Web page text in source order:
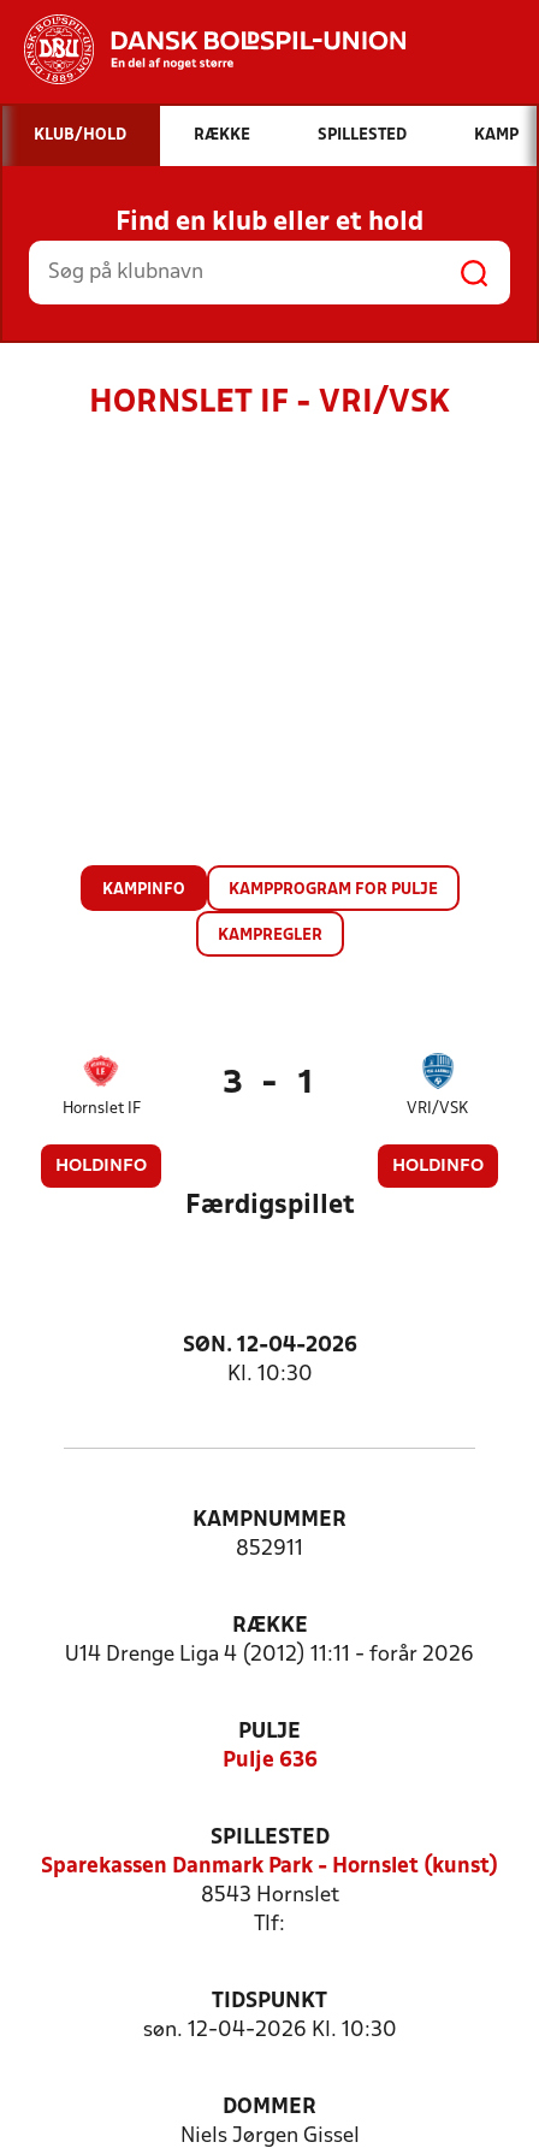
Hvad vil du søge efter?
INDHOLD OG NYHEDER
STILLINGER, RESULTATER, KLUBBER OG
HOLD
KLUB/HOLD RÆKKE SPILLESTED KAMP
Find en klub eller et hold
HORNSLET IF - VRI/VSK
KAMPINFO KAMPPROGRAM FOR PULJE
KAMPREGLER
Hornslet IF
HOLDINFO
3 - 1
VRI/VSK
HOLDINFO
Færdigspillet
SØN. 12-04-2026
Kl. 10:30
KAMPNUMMER
852911
RÆKKE
U14 Drenge Liga 4 (2012) 11:11 - forår 2026
PULJE
Pulje 636
SPILLESTED
Sparekassen Danmark Park - Hornslet (kunst)
8543 Hornslet
Tlf:
TIDSPUNKT
søn. 12-04-2026 Kl. 10:30
DOMMER
Niels Jørgen Gissel